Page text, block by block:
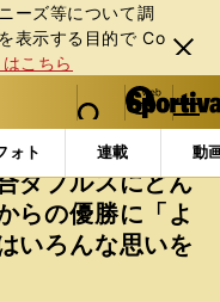
ーズ等について調
表⽰する⽬的で Co
こちら
閉じ
る
web Sportiva (webスポルティーバ)
検索
マイペ
ー
ジ
メニュ
ォト 連載 動
加藤未唯は「失格後
ダブルスにどん
らの優勝に「よ
いろんな思いを